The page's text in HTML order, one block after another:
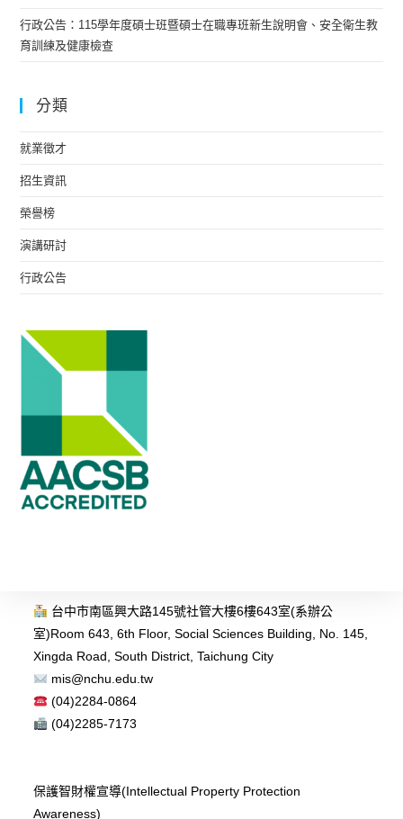
行政公告：115學年度碩士班暨碩士在職專班新生說明會、安全衛生教
育訓練及健康檢查
分類
就業徵才
招生資訊
榮譽榜
演講研討
行政公告
台中市南區興大路145號社管大樓6樓643室(系辦公
室)Room 643, 6th Floor, Social Sciences Building, No. 145,
Xingda Road, South District, Taichung City
mis@nchu.edu.tw
(04)2284-0864
(04)2285-7173
保護智財權宣導(Intellectual Property Protection
Awareness)